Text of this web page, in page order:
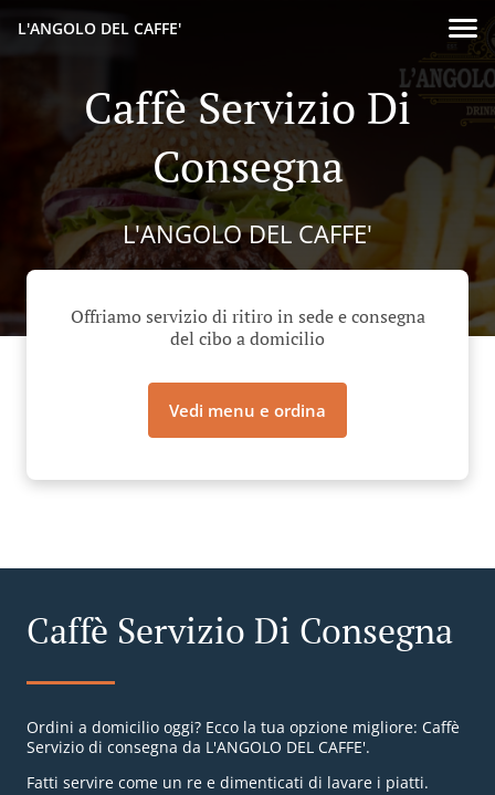
L'ANGOLO DEL CAFFE'
Caffè Servizio Di
Consegna
L'ANGOLO DEL CAFFE'
Offriamo servizio di ritiro in sede e consegna
del cibo a domicilio
Vedi menu e ordina
Caffè Servizio Di Consegna
Ordini a domicilio oggi? Ecco la tua opzione migliore: Caffè
Servizio di consegna da L'ANGOLO DEL CAFFE'.
Fatti servire come un re e dimenticati di lavare i piatti.